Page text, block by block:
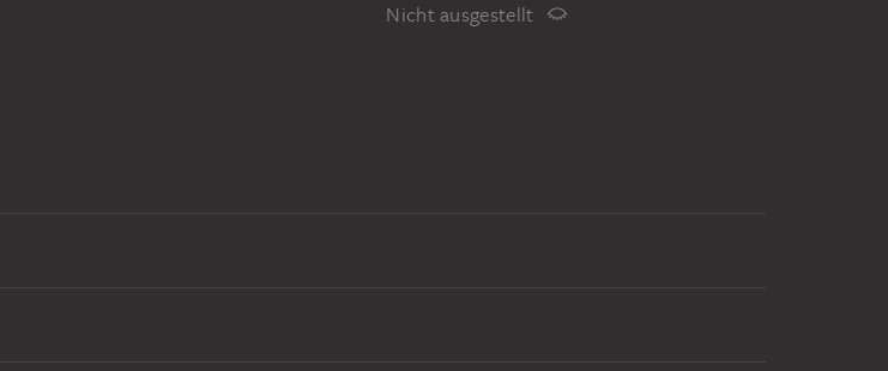
Nicht ausgestellt